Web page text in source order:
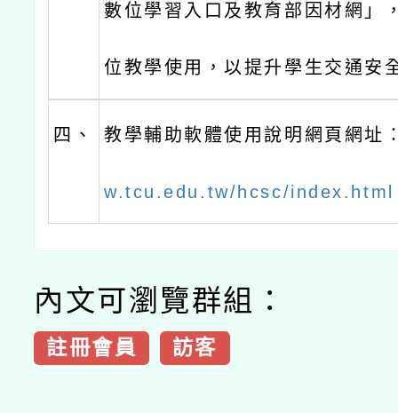
數位學習入口及教育部因材網」
位教學使用，以提升學生交通安
四、 教學輔助軟體使用說明網頁網址
w.tcu.edu.tw/hcsc/index.html
內文可瀏覽群組：
註冊會員 訪客